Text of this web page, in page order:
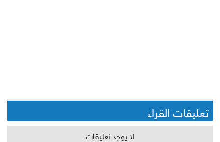
تعليقات القراء
لا يوجد تعليقات